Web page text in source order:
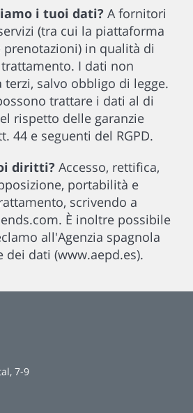
i tuoi dati? A fornitori
(tra cui la piattaforma
in qualità di
I dati non
terzi, salvo obbligo di legge.
trattare i dati al di
rispetto delle garanzie
44 e seguenti del RGPD.
diritti? Accesso, rettifica,
portabilità e
scrivendo a
È inoltre possibile
all'Agenzia spagnola
dei dati (www.aepd.es).
7-9